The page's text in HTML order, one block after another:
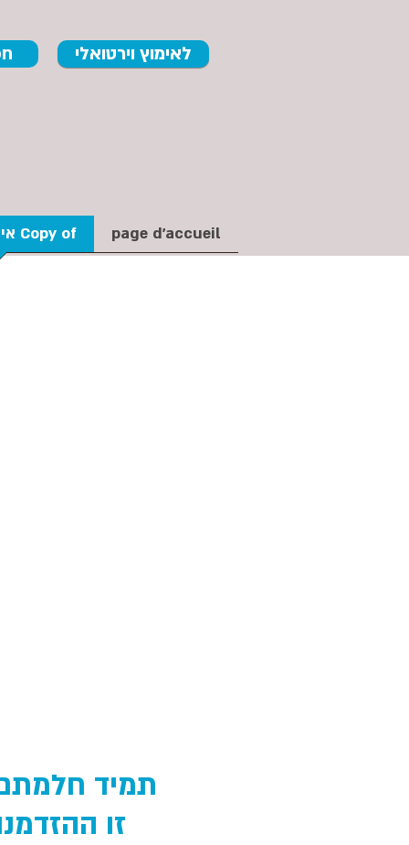
לאימוץ וירטואלי
page d'accueil Copy of אימוץ וירטואלי
תמיד חלמתם
זו